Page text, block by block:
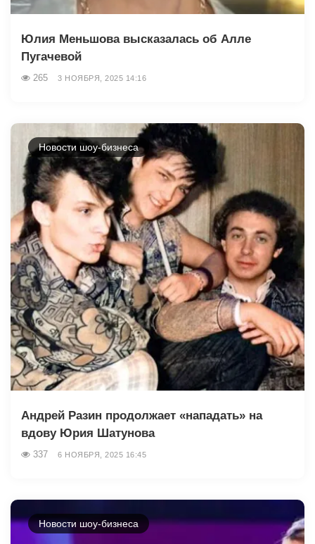
Юлия Меньшова высказалась об Алле
Пугачевой
265 3 НОЯБРЯ, 2025 14:16
Новости шоу-бизнеса
Андрей Разин продолжает «нападать» на
вдову Юрия Шатунова
337 6 НОЯБРЯ, 2025 16:45
Новости шоу-бизнеса